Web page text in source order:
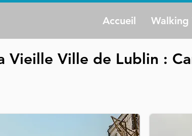
Accueil Walking
Vieille Ville de Lublin :